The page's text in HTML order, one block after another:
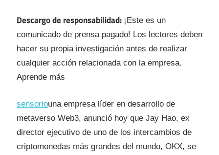
Descargo de responsabilidad: ¡Este es un
comunicado de prensa pagado! Los lectores deben
hacer su propia investigación antes de realizar
cualquier acción relacionada con la empresa.
Aprende más
sensoriouna empresa líder en desarrollo de
metaverso Web3, anunció hoy que Jay Hao, ex
director ejecutivo de uno de los intercambios de
criptomonedas más grandes del mundo, OKX, se